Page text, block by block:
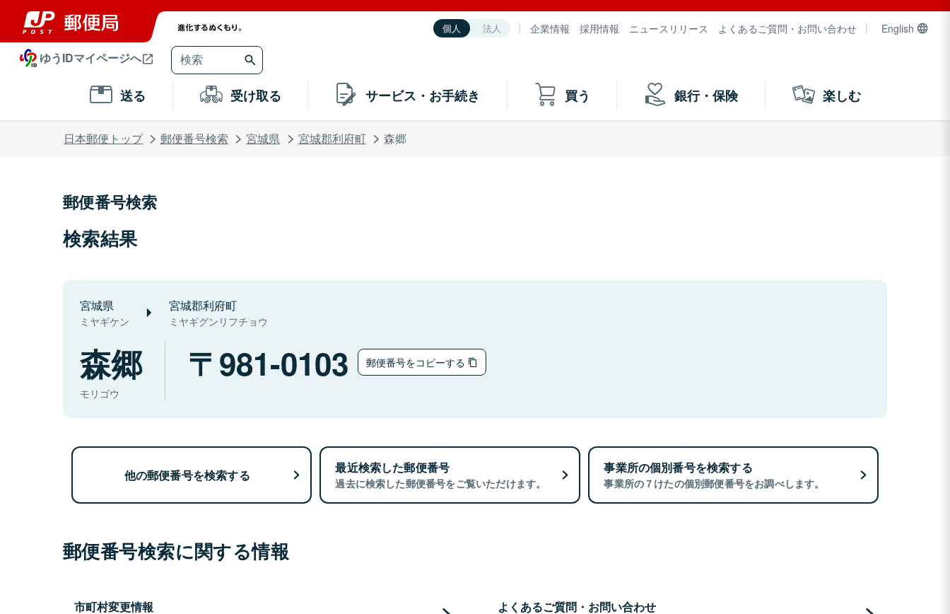
個人 法人 企業情報 採用情報 ニュースリリース よくあるご質問・お問い合わせ English
ゆうIDマイページへ
送る 受け取る サービス・お手続き 買う 銀行・保険 楽しむ
日本郵便トップ 郵便番号検索 宮城県 宮城郡利府町 森郷
郵便番号検索
検索結果
宮城県
ミヤギケン
宮城郡利府町
ミヤギグンリフチョウ
森郷
モリゴウ
981-0103 郵便番号をコピーする
他の郵便番号を検索する 最近検索した郵便番号
過去に検索した郵便番号をご覧いただけます。
事業所の個別番号を検索する
事業所の７けたの個別郵便番号をお調べします。
郵便番号検索に関する情報
市町村変更情報 よくあるご質問・お問い合わせ